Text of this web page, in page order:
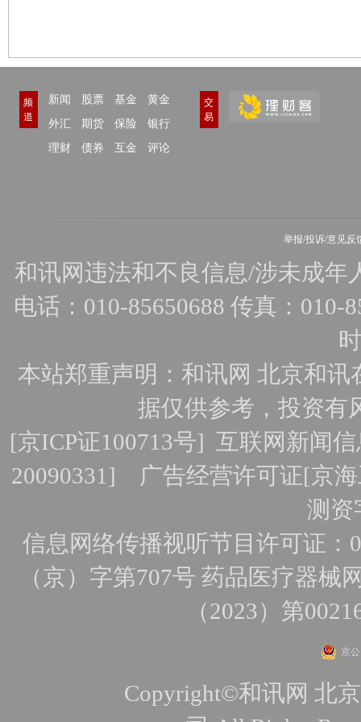
频
道
新闻 股票 基金
黄金
外汇
期货 保险
银行
理财
债券 互金 评论
交
易
举报/投诉/意见反
和讯网违法和不良信息/涉未成年
电话：010-85650688 传真：010-
本站郑重声明：和讯网 北京和
据仅供参考，投资有
[京ICP证100713号]互联网新闻
20090331] 广告经营许可证[京
测资
信息网络传播视听节目许可证：
（京）字第707号 药品医疗器械
（2023）第
京
Copyright©和讯网 北